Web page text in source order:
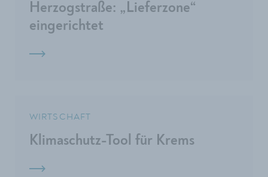
Herzogstraße: „Lieferzone“
eingerichtet
WIRTSCHAFT
Klimaschutz-Tool für Krems